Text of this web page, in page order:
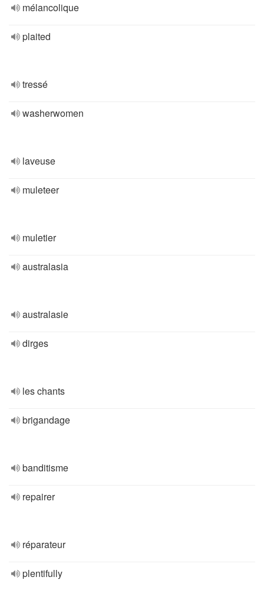
mélancolique
plaited
tressé
washerwomen
laveuse
muleteer
muletier
australasia
australasie
dirges
les chants
brigandage
banditisme
repairer
réparateur
plentifully